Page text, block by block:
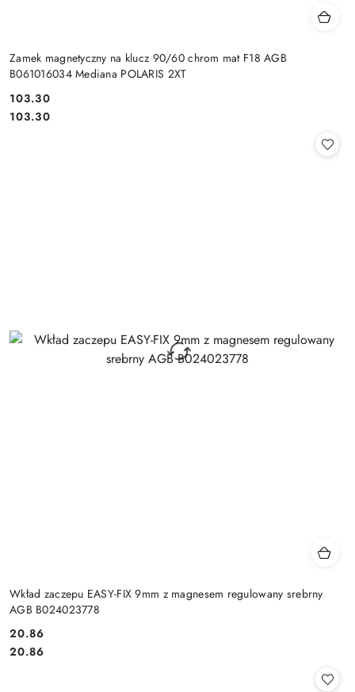
Zamek magnetyczny na klucz 90/60 chrom mat F18 AGB
B061016034 Mediana POLARIS 2XT
Cena:
103.30
Cena:
103.30
Wkład zaczepu EASY-FIX 9mm z magnesem regulowany srebrny
AGB B024023778
Cena:
20.86
Cena:
20.86